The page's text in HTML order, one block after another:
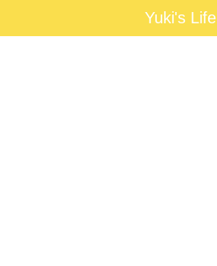
Yuki's LifeYuki's Life